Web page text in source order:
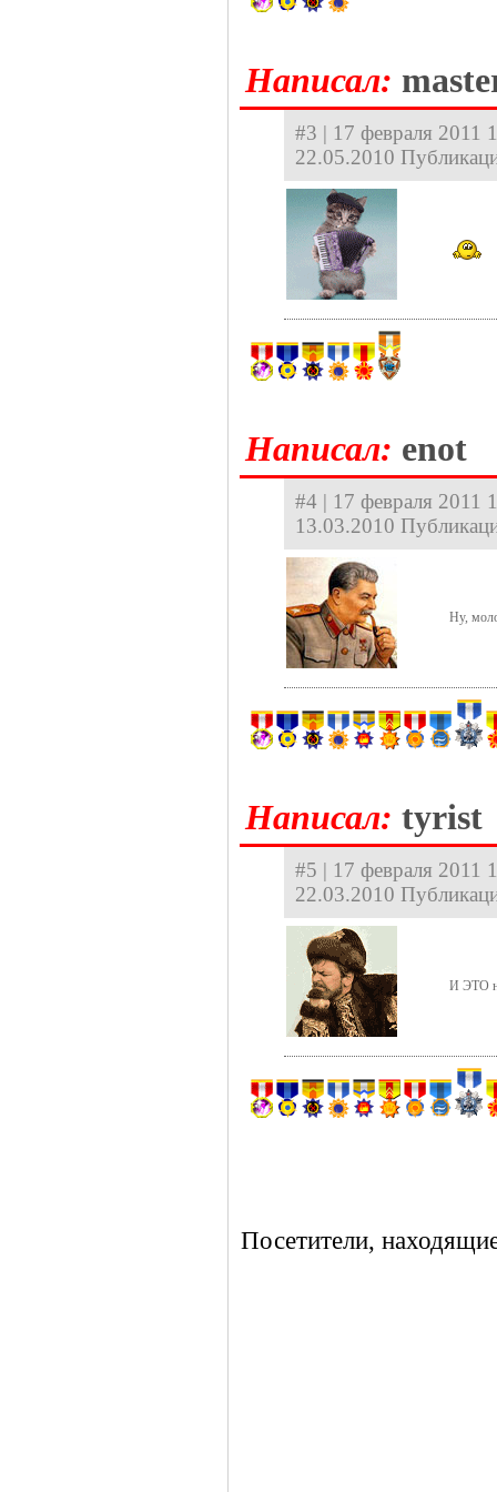
Hаписал:
#3 | 17 февраля 2011
22.05.2010
Hаписал: enot
#4 | 17 февраля 2011
13.03.2010
Ну,
Hаписал: tyrist
#5 | 17 февраля 2011
22.03.2010
И ЭТО
Посетители,